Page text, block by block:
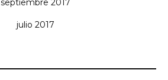
septiembre 2017
julio 2017